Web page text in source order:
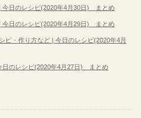
今日のレシピ(2020年4月30日) まとめ
今日のレシピ(2020年4月29日) まとめ
・作り方など | 今日のレシピ(2020年4月
日のレシピ(2020年4月27日) まとめ